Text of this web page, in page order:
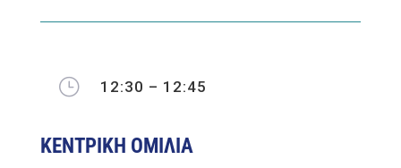
} 12:30 – 12:45
ΚΕΝΤΡΙΚΗ ΟΜΙΛΙΑ